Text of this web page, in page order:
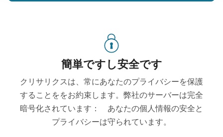
簡単ですし安全です
クリサリクスは、常にあなたのプライバシーを保護
することををお約束します。弊社のサーバーは完全
暗号化されています： あなたの個人情報の安全と
プライバシーは守られています。